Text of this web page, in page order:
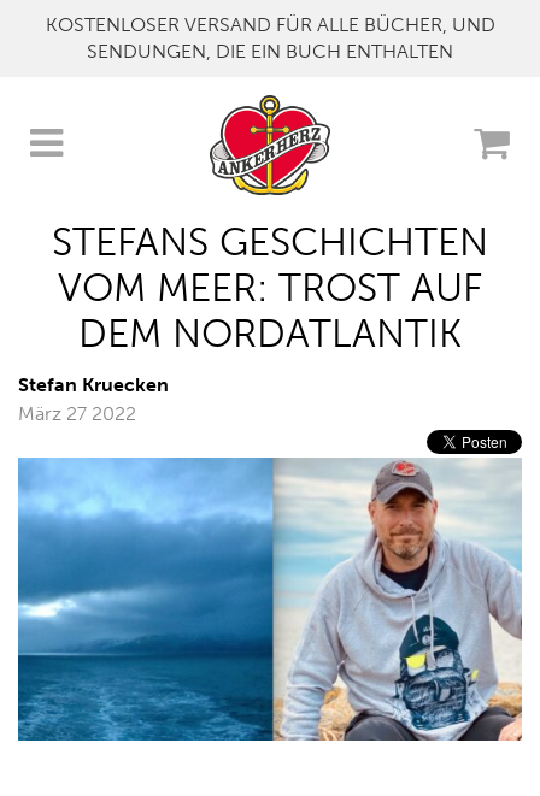
KOSTENLOSER VERSAND FÜR ALLE BÜCHER, UND
SENDUNGEN, DIE EIN BUCH ENTHALTEN
STEFANS GESCHICHTEN
VOM MEER: TROST AUF
DEM NORDATLANTIK
Stefan Kruecken
März 27 2022